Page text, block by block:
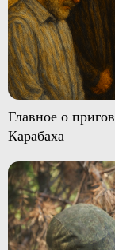
Главное о
Карабаха